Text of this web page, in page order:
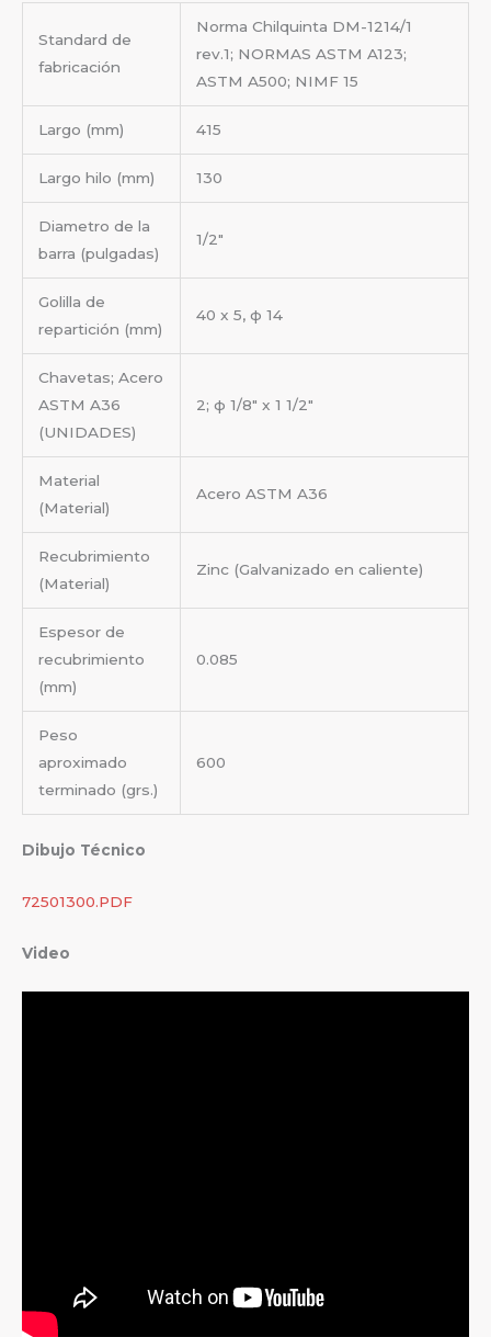
Standard de
fabricación
Norma Chilquinta DM-1214/1
rev.1; NORMAS ASTM A123;
ASTM A500; NIMF 15
Largo (mm) 415
Largo hilo (mm) 130
Diametro de la
barra (pulgadas)
1/2″
Golilla de
repartición (mm)
40 x 5, ф 14
Chavetas; Acero
ASTM A36
(UNIDADES)
2; ф 1/8″ x 1 1/2″
Material
(Material)
Acero ASTM A36
Recubrimiento
(Material)
Zinc (Galvanizado en caliente)
Espesor de
recubrimiento
(mm)
0.085
Peso
aproximado
terminado (grs.)
600
Dibujo Técnico
72501300.PDF
Video